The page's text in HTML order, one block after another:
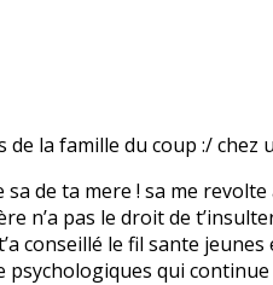
la famille du coup :/ chez
de ta mere ! sa me
n’a pas le droit de
conseillé le fil sante
psychologiques qui continue